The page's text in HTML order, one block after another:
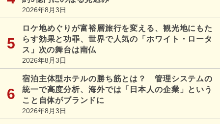
2026年8月3日
ロケ地めぐりが富裕層旅行を変える、観光地にもた
らす効果と功罪、世界で人気の「ホワイト・ロータ
ス」次の舞台は南仏
2026年8月3日
宿泊主体型ホテルの勝ち筋とは？ 管理システムの
統一で高度分析、海外では「日本人の企業」という
こと自体がブランドに
2026年8月3日